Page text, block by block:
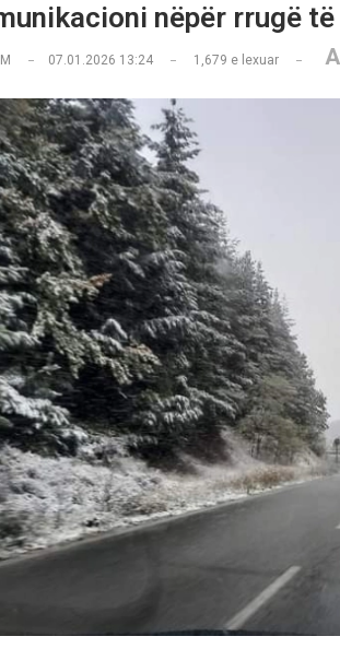
nëpër rrugë
07.01.2026 13:24 1,679 e lexuar